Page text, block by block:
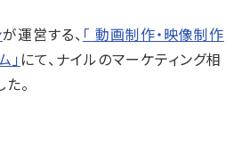
が運営する、 「 動画制作・映像制作
」 にて、ナイルのマーケティング相
。